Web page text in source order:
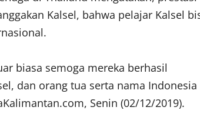
Kalsel, bahwa pelajar Kalsel
biasa semoga mereka berhasil
dan orang tua serta nama Indonesia
Senin (02/12/2019).